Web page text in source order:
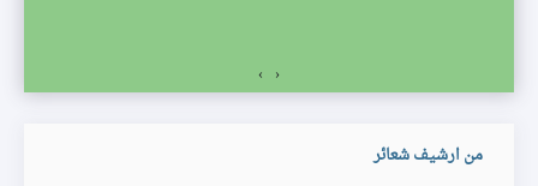
‹
›
من ارشيف شعائر